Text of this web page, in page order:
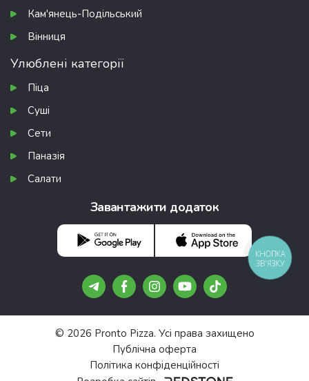
Кам'янець-Подільський
Вінниця
Улюблені категорії
Піца
Суші
Сети
Паназія
Салати
Завантажити додаток
© 2026 Pronto Pizza. Усі права захищено
Публічна оферта
Політика конфіденційності
КНОПКА
ЗВ'ЯЗКУ